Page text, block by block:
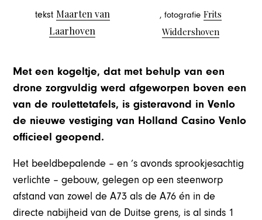
tekst Maarten van
Laarhoven
, fotografie Frits
Widdershoven
Met een kogeltje, dat met behulp van een
drone zorgvuldig werd afgeworpen boven een
van de roulettetafels, is gisteravond in Venlo
de nieuwe vestiging van Holland Casino Venlo
officieel geopend.
Het beeldbepalende – en ’s avonds sprookjesachtig
verlichte – gebouw, gelegen op een steenworp
afstand van zowel de A73 als de A76 én in de
directe nabijheid van de Duitse grens, is al sinds 1